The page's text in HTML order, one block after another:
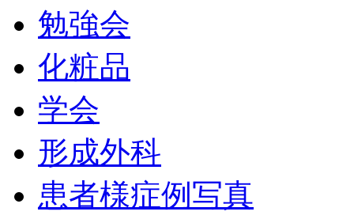
勉強会
化粧品
学会
形成外科
患者様症例写真